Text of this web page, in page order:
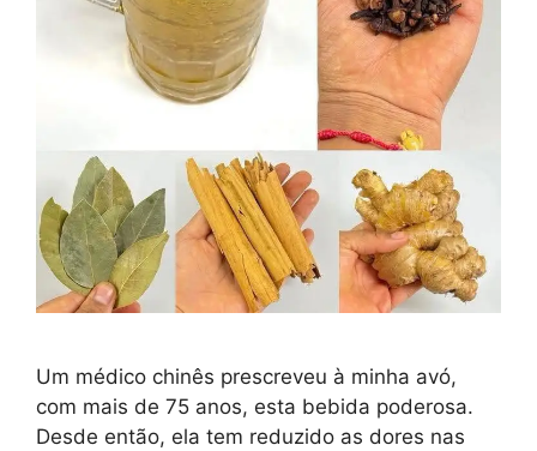
Um médico chinês prescreveu à minha avó,
com mais de 75 anos, esta bebida poderosa.
Desde então, ela tem reduzido as dores nas